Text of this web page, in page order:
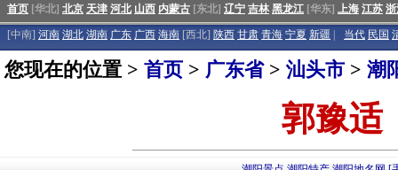
首页 [华北] 北京 天津 河北 山西 内蒙古 [东北] 辽宁 吉林 黑龙江 [华东] 上海 江苏
[中南] 河南 湖北 湖南 广东 广西 海南 [西北] 陕西 甘肃 青海 宁夏 新疆 当代 民国
您现在的位置 > 首页 > 广东省> 汕头市 > 潮
郭豫适